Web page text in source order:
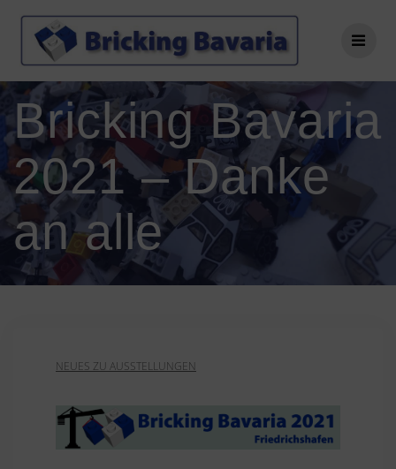
springen
Bricking Bavaria
2021 – Danke
an alle
NEUES ZU AUSSTELLUNGEN